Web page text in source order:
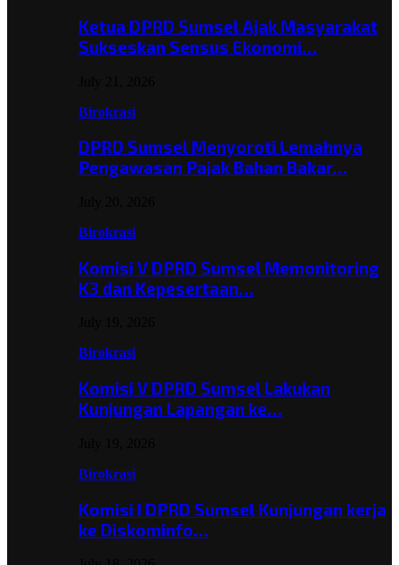
Ketua DPRD Sumsel Ajak Masyarakat
Sukseskan Sensus Ekonomi…
Birokrasi
DPRD Sumsel Menyoroti Lemahnya
Pengawasan Pajak Bahan Bakar…
Birokrasi
Komisi V DPRD Sumsel Memonitoring
K3 dan Kepesertaan…
Birokrasi
Komisi V DPRD Sumsel Lakukan
Kunjungan Lapangan ke…
Birokrasi
Komisi I DPRD Sumsel Kunjungan kerja
ke Diskominfo…